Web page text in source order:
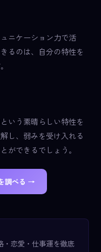
ニケーション力で活
るのは、自分の特性を
いう素晴らしい特性を
し、弱みを受け入れる
ができるでしょう。
調べる →
・恋愛・仕事運を徹底